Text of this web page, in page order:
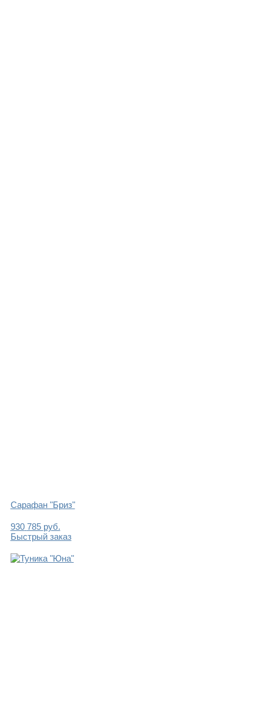
Сарафан "Бриз"
930 785 руб.
Быстрый заказ